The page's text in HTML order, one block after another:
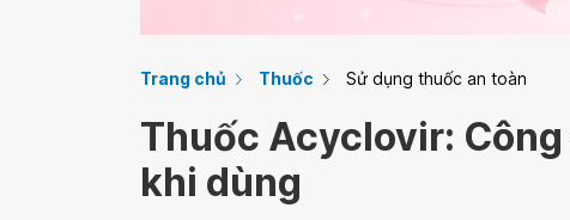
Trang chủ Thuốc Sử dụng thuốc an toàn
Thuốc Acyclovir:
khi dùng